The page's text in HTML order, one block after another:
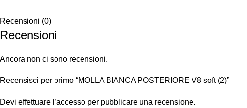
Recensioni (0)
Recensioni
Ancora non ci sono recensioni.
Recensisci per primo “MOLLA BIANCA POSTERIORE V8 soft (2)”
Devi effettuare l’accesso per pubblicare una recensione.